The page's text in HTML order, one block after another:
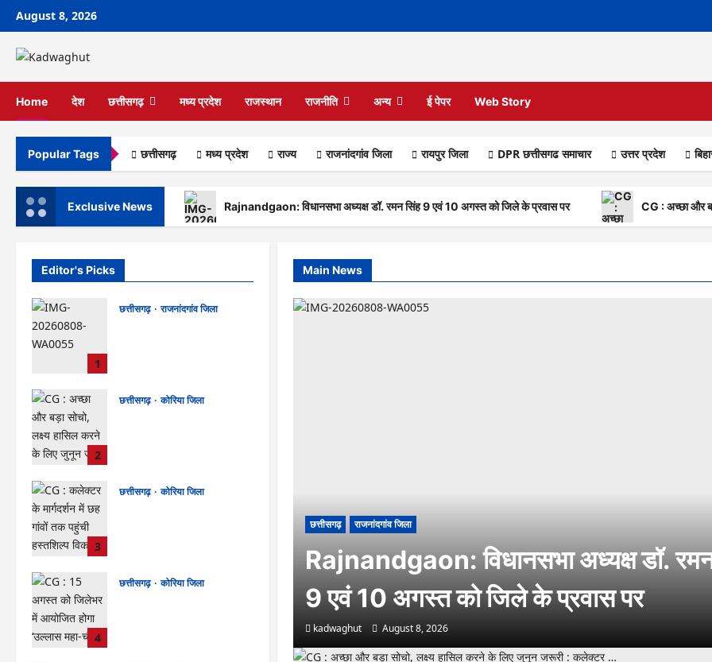
Skip
content
August 8, 2026
Home देश छत्तीसगढ़ मध्य प्रदेश राजस्थान राजनीति अन्य ई पेपर Web Story
Popular Tags छत्तीसगढ़ मध्य प्रदेश राज्‍य राजनांदगांव जिला रायपुर जिला DPR छत्तीसगढ समाचार उत्तर प्रदेश
Exclusive News Rajnandgaon: विधानसभा अध्यक्ष डॉ. रमन सिंह 9 एवं 10 अगस्त को जिले के प्रवास पर CG : अच्छा और
Editor's Picks
1
छत्तीसगढ़
राजनांदगांव जिला
2026
2
छत्तीसगढ़
कोरिया जिला
2026
3
छत्तीसगढ़
कोरिया जिला
2026
4
छत्तीसगढ़
कोरिया जिला
Main News
छत्तीसगढ़ राजनांदगांव जिला
Rajnandgaon: विधानसभा अध्यक्ष डॉ.
9 एवं 10 अगस्त को जिले के प्रवास पर
kadwaghut August 8, 2026